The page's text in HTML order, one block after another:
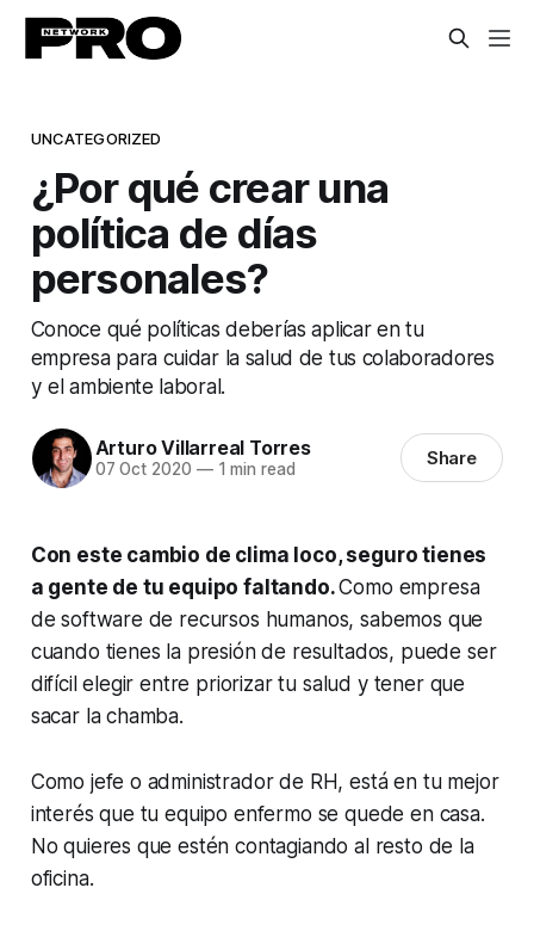
UNCATEGORIZED
¿Por qué crear una
política de días
personales?
Conoce qué políticas deberías aplicar en tu
empresa para cuidar la salud de tus colaboradores
y el ambiente laboral.
Arturo Villarreal Torres
07 Oct 2020 —1 min read Share
Con este cambio de clima loco, seguro tienes
a gente de tu equipo faltando.Como empresa
de software de recursos humanos, sabemos que
cuando tienes la presión de resultados, puede ser
difícil elegir entre priorizar tu salud y tener que
sacar la chamba.
Como jefe o administrador de RH, está en tu mejor
interés que tu equipo enfermo se quede en casa.
No quieres que estén contagiando al resto de la
oficina.